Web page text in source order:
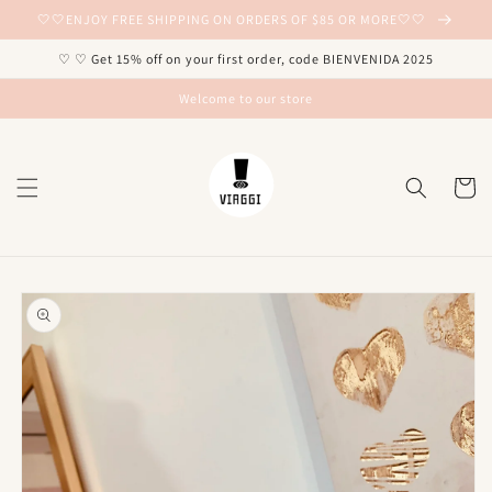
directamente
al contenido
🤍🤍ENJOY FREE SHIPPING ON ORDERS OF $85 OR MORE🤍🤍
♡ ♡ Get 15% off on your first order, code BIENVENIDA 2025
Welcome to our store
Carrito
directamente
a la
información
del producto